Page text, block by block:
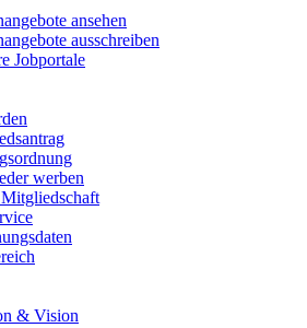
ansehen
ausschreiben
Jobportale
werben
& Vision